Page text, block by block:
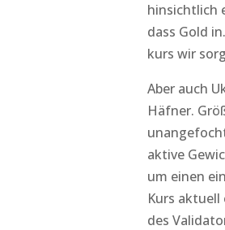
hinsichtlich
dass Gold
kurs wir
Aber auch
Häfner.
aktive
um einen
Kurs
des